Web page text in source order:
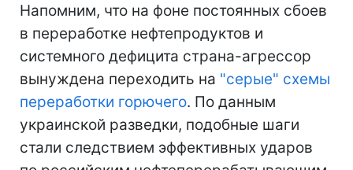
Напомним, что на фоне постоянных сбоев
в переработке нефтепродуктов и
системного дефицита страна-агрессор
вынуждена переходить на "серые" схемы
переработки горючего. По данным
украинской разведки, подобные шаги
стали следствием эффективных ударов